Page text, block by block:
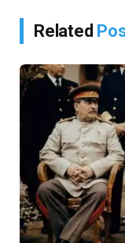
Related